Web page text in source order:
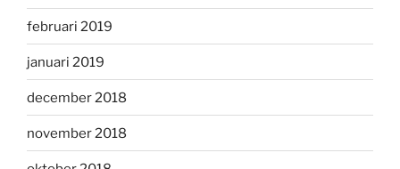
februari 2019
januari 2019
december 2018
november 2018